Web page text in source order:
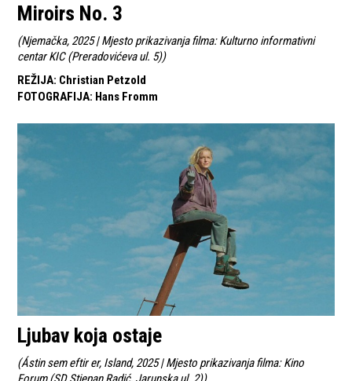
Miroirs No. 3
(Njemačka, 2025 | Mjesto prikazivanja filma: Kulturno informativni
centar KIC (Preradovićeva ul. 5))
REŽIJA: Christian Petzold
FOTOGRAFIJA: Hans Fromm
Ljubav koja ostaje
(Ástin sem eftir er, Island, 2025 | Mjesto prikazivanja filma: Kino